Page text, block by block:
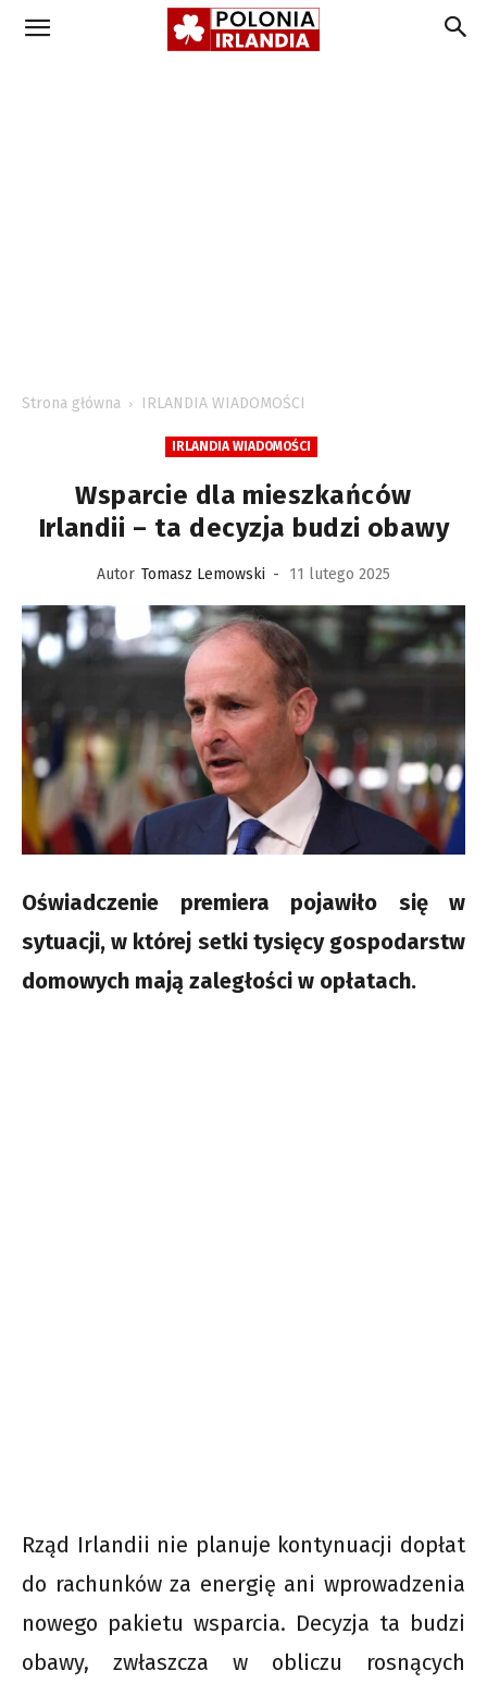
Strona główna IRLANDIA WIADOMOŚCI
IRLANDIA WIADOMOŚCI
Wsparcie dla mieszkańców
Irlandii – ta decyzja budzi obawy
Autor Tomasz Lemowski - 11 lutego 2025
Oświadczenie premiera pojawiło się w
sytuacji, w której setki tysięcy gospodarstw
domowych mają zaległości w opłatach.
Rząd Irlandii nie planuje kontynuacji dopłat
do rachunków za energię ani wprowadzenia
nowego pakietu wsparcia. Decyzja ta budzi
obawy, zwłaszcza w obliczu rosnących